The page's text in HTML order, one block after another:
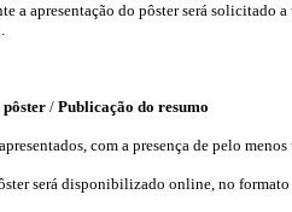
a apresentação do pôster será solicitado a
pôster / Publicação do resumo
com a presença de pelo
será disponibilizado online, no